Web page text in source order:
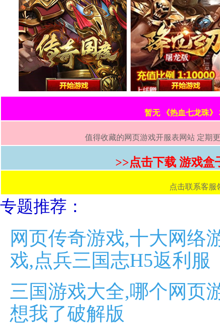
暂无 《热血七龙珠
值得收藏的网页游戏开服表网站 定期
>>点击下载 游戏盒
点击联系客服
专题推荐：
网页传奇游戏,十大网络
戏,点兵三国志H5返利服
三国游戏大全,哪个网页
想我了破解版